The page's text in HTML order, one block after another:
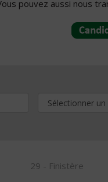
pouvez aussi nous
29 - Finistère